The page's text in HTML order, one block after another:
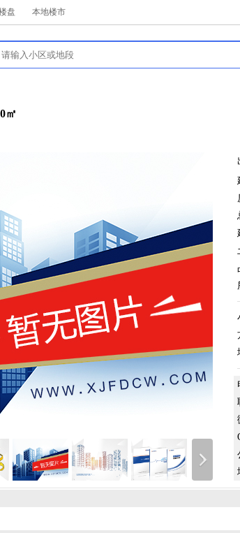
盘 本地楼市
㎡